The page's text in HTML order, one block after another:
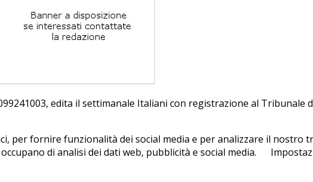
edi­ta il set­ti­ma­na­le Ita­lia­ni con re­gi­stra­zio­ne al Tri­bu­na­le
per fornire funzionalità dei social media e per analizzare il nostro
di analisi dei dati web, pubblicità e social media.